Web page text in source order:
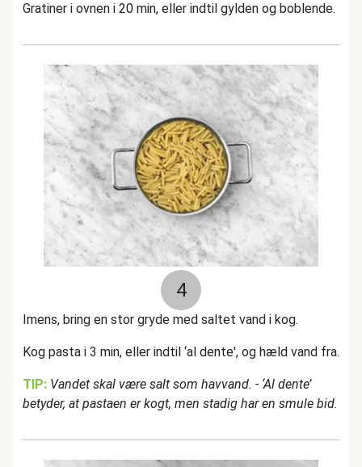
Gratiner i ovnen i 20 min, eller indtil gylden og boblende.
4
Imens, bring en stor gryde med saltet vand i kog.
Kog pasta i 3 min, eller indtil ‘al dente', og hæld vand fra.
TIP: Vandet skal være salt som havvand. - ‘Al dente’
betyder, at pastaen er kogt, men stadig har en smule bid.